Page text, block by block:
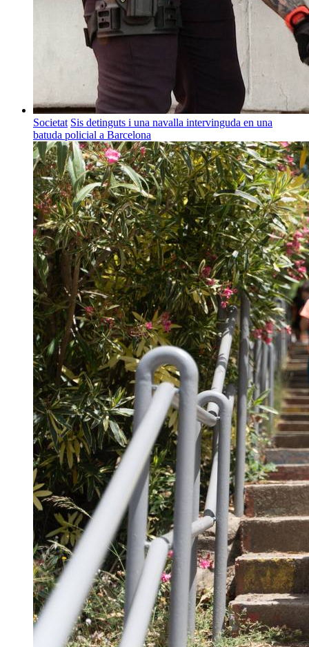
Societat Sis detinguts i una navalla intervinguda en una
batuda policial a Barcelona